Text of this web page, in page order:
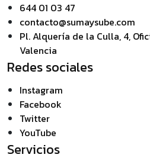
644 01 03 47
contacto@sumaysube.com
Pl. Alquería de la Culla, 4,
Valencia
Redes sociales
Instagram
Facebook
Twitter
YouTube
Servicios